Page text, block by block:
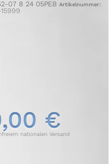
07 8 24 05PEB Artikelnummer:
€
nationalen Versand